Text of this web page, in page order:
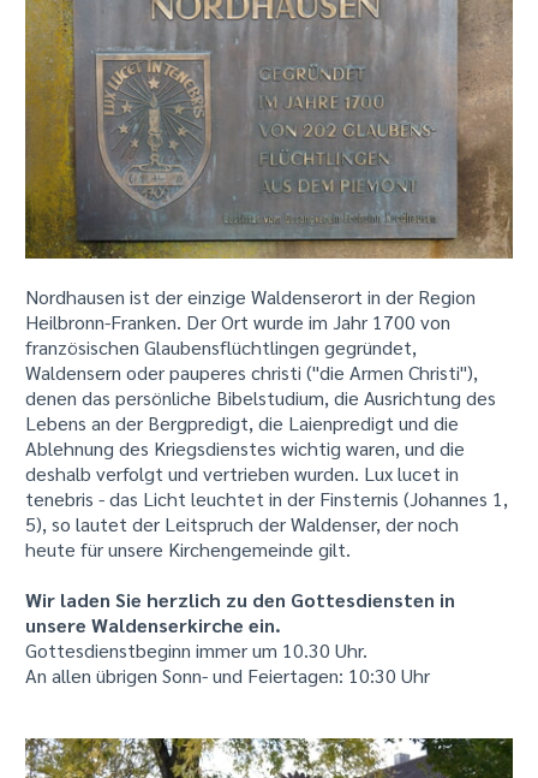
Nordhausen ist der einzige Waldenserort in der Region
Heilbronn-Franken. Der Ort wurde im Jahr 1700 von
französischen Glaubensflüchtlingen gegründet,
Waldensern oder pauperes christi ("die Armen Christi"),
denen das persönliche Bibelstudium, die Ausrichtung des
Lebens an der Bergpredigt, die Laienpredigt und die
Ablehnung des Kriegsdienstes wichtig waren, und die
deshalb verfolgt und vertrieben wurden. Lux lucet in
tenebris - das Licht leuchtet in der Finsternis (Johannes 1,
5), so lautet der Leitspruch der Waldenser, der noch
heute für unsere Kirchengemeinde gilt.
Wir laden Sie herzlich zu den Gottesdiensten in
unsere Waldenserkirche ein.
Gottesdienstbeginn immer um 10.30 Uhr.
An allen übrigen Sonn- und Feiertagen: 10:30 Uhr